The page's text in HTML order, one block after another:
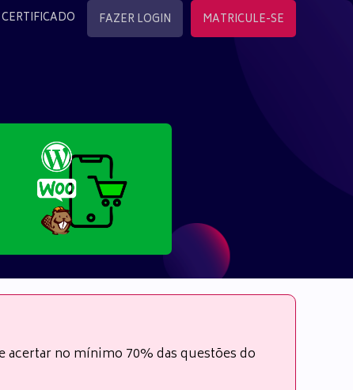
FAZER LOGIN MATRICULE-SE
acertar no mínimo 70% das questões do